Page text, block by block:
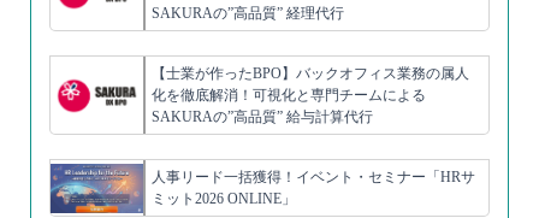
SAKURAの”高品質” 経理代行
【士業が作ったBPO】バックオフィス業務の属人
化を徹底解消！可視化と専門チームによる
SAKURAの”高品質” 給与計算代行
人事リード一括獲得！イベント・セミナー「HRサ
ミット2026 ONLINE」